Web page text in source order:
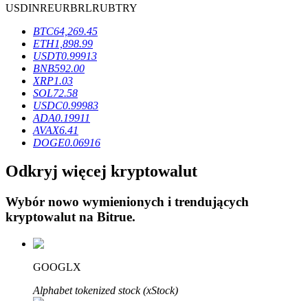
Blokady BTR
Ekskluzywne inwestycje dla posiadaczy BTR
Pożyczki
Usługa pożyczek wspieranych kryptowalutami
USDINREURBRLRUBTRY
BTC64,269.45
ETH1,898.99
USDT0.99913
BNB592.00
XRP1.03
SOL72.58
USDC0.99983
ADA0.19911
AVAX6.41
DOGE0.06916
Odkryj więcej kryptowalut
Wybór nowo wymienionych i trendujących
kryptowalut na Bitrue.
GOOGLX
Alphabet tokenized stock (xStock)